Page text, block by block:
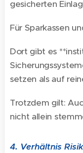
gesicherten
Für Sparkassen
Dort gibt es
setzen als auf
Trotzdem gilt:
nicht allein
4. Verhältnis